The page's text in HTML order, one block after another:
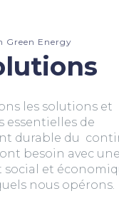
Green Energy
les solutions et
essentielles de
durable du
besoin avec
social et
nous opérons.